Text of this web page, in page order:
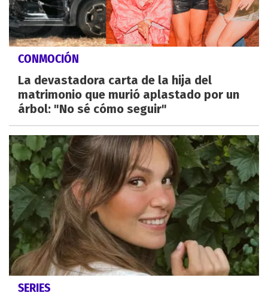
CONMOCIÓN
La devastadora carta de la hija del
matrimonio que murió aplastado por un
árbol: "No sé cómo seguir"
SERIES